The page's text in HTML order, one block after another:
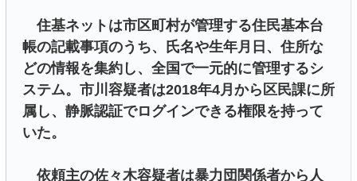
住基ネットは市区町村が管理する住民基本台
帳の記載事項のうち、氏名や生年月日、住所な
どの情報を集約し、全国で一元的に管理するシ
ステム。市川容疑者は2018年4月から区民課に所
属し、静脈認証でログインできる権限を持って
いた。
依頼主の佐々木容疑者は暴力団関係者から人